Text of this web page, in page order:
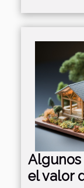
Algunos
el valor